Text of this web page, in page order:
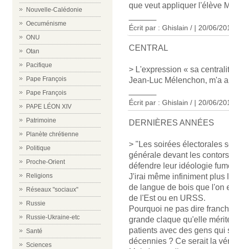
Nouvelle-Calédonie
Oecuménisme
ONU
Otan
Pacifique
Pape François
Pape François
PAPE LÉON XIV
Patrimoine
Planète chrétienne
Politique
Proche-Orient
Religions
Réseaux "sociaux"
Russie
Russie-Ukraine-etc
Santé
Sciences
que veut appliquer l'élève
Écrit par : Ghislain / | 20/06/
CENTRAL
> L'expression « sa
Jean-Luc Mélenchon, m'a
Écrit par : Ghislain / | 20/06/
DERNIÈRES ANNÉES
> "Les soirées électorales
générale devant les
défendre leur idéologie
J'irai même infiniment plus
de langue de bois que l'on
de l'Est ou en URSS.
Pourquoi ne pas dire
grande claque qu'elle
patients avec des gens
décennies ? Ce serait la